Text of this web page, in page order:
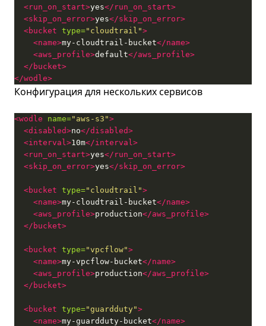
<run_on_start>yes</run_on_start>
<skip_on_error>yes</skip_on_error>
<bucket type="cloudtrail">
<name>my-cloudtrail-bucket</name>
<aws_profile>default</aws_profile>
</bucket>
</wodle>
Конфигурация для нескольких сервисов
<wodle name="aws-s3">
<disabled>no</disabled>
<interval>10m</interval>
<run_on_start>yes</run_on_start>
<skip_on_error>yes</skip_on_error>
<bucket type="cloudtrail">
<name>my-cloudtrail-bucket</name>
<aws_profile>production</aws_profile>
</bucket>
<bucket type="vpcflow">
<name>my-vpcflow-bucket</name>
<aws_profile>production</aws_profile>
</bucket>
<bucket type="guardduty">
<name>my-guardduty-bucket</name>